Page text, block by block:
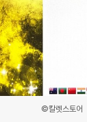
©칼렛스토어